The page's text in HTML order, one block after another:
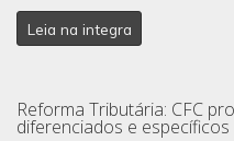
Leia na integra
Reforma Tributária: CFC
diferenciados e específicos